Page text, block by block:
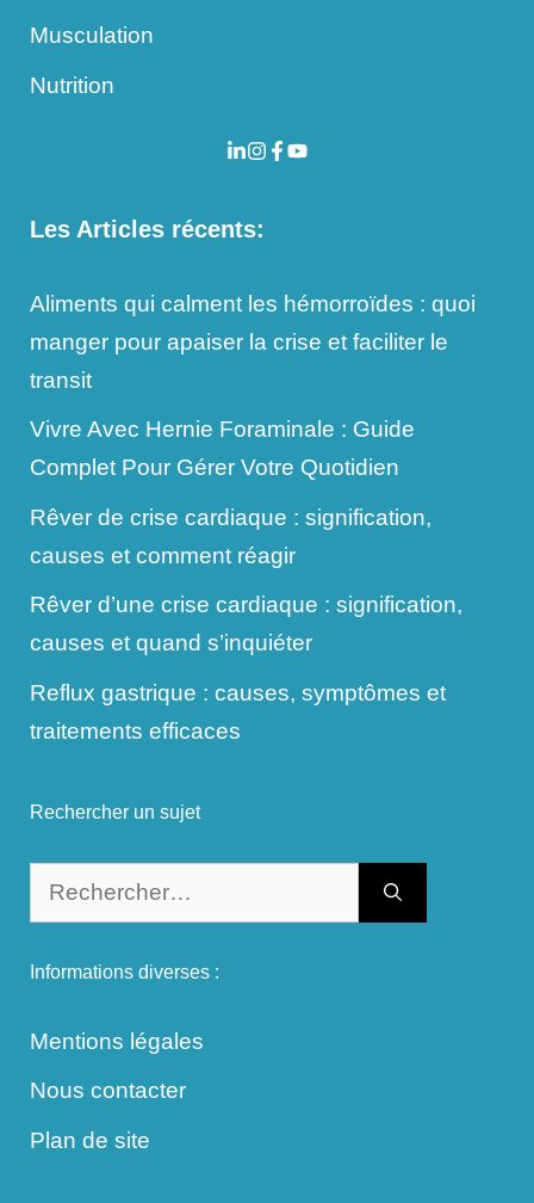
Musculation
Nutrition
Les Articles récents:
Aliments qui calment les hémorroïdes : quoi
manger pour apaiser la crise et faciliter le
transit
Vivre Avec Hernie Foraminale : Guide
Complet Pour Gérer Votre Quotidien
Rêver de crise cardiaque : signification,
causes et comment réagir
Rêver d’une crise cardiaque : signification,
causes et quand s’inquiéter
Reflux gastrique : causes, symptômes et
traitements efficaces
Rechercher un sujet
Rechercher :
Informations diverses :
Mentions légales
Nous contacter
Plan de site